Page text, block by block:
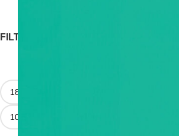
FILTRAR POR PRECIO